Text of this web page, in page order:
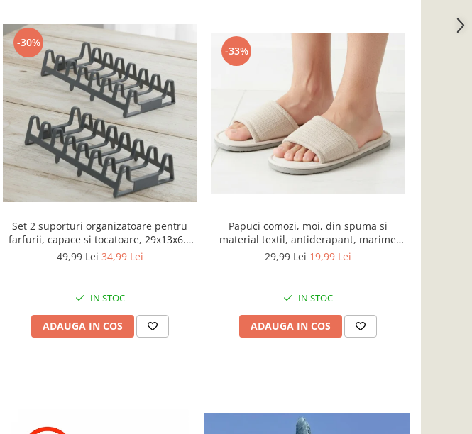
-30%
Set 2 suporturi organizatoare pentru
farfurii, capace si tocatoare, 29x13x6.5
cm
49,99 Lei34,99 Lei
IN STOC
ADAUGA IN COS
-33%
Papuci comozi, moi, din spuma si
material textil, antiderapant, marime
L/XL, bej
29,99 Lei19,99 Lei
IN STOC
ADAUGA IN COS